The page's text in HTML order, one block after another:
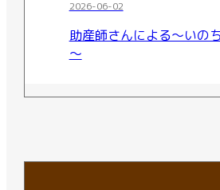
2026-06-02
助産師さんによる～いの
～